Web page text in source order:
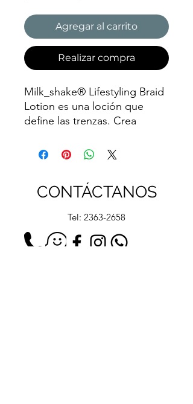
Agregar al carrito
Realizar compra
Milk_shake® Lifestyling Braid
Lotion es una loción que
define las trenzas. Crea
con nuestra loción ligera y
flexible.
CONTÁCTANOS
Tel: 2363-2658